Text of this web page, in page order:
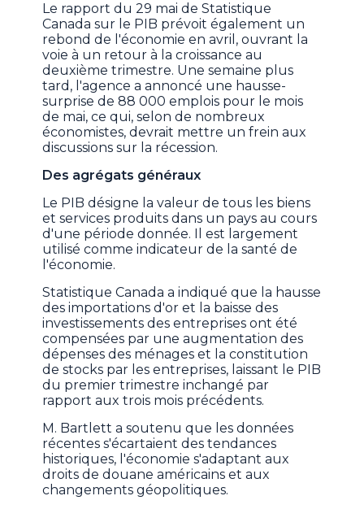
Le rapport du 29 mai de Statistique
Canada sur le PIB prévoit également un
rebond de l'économie en avril, ouvrant la
voie à un retour à la croissance au
deuxième trimestre. Une semaine plus
tard, l'agence a annoncé une hausse-
surprise de 88 000 emplois pour le mois
de mai, ce qui, selon de nombreux
économistes, devrait mettre un frein aux
discussions sur la récession.
Des agrégats généraux
Le PIB désigne la valeur de tous les biens
et services produits dans un pays au cours
d'une période donnée. Il est largement
utilisé comme indicateur de la santé de
l'économie.
Statistique Canada a indiqué que la hausse
des importations d'or et la baisse des
investissements des entreprises ont été
compensées par une augmentation des
dépenses des ménages et la constitution
de stocks par les entreprises, laissant le PIB
du premier trimestre inchangé par
rapport aux trois mois précédents.
M. Bartlett a soutenu que les données
récentes s'écartaient des tendances
historiques, l'économie s'adaptant aux
droits de douane américains et aux
changements géopolitiques.